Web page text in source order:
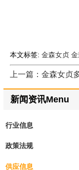
本文标签: 金森女贞
新闻资讯Menu
行业信息
政策法规
供应信息